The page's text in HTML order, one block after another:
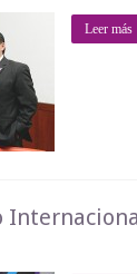
Leer más